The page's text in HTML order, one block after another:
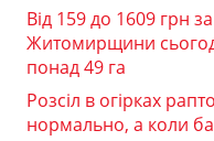
Від 159 до 1609 грн
Житомирщини
понад 49 га
Розсіл в огірках
нормально, а коли